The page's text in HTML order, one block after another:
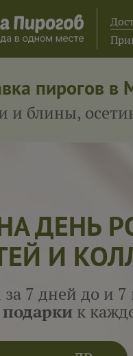
пирогов в
и блины,
ОСЕТИНСКИЕ